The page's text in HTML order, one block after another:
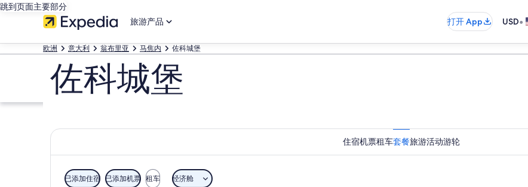
跳到页面主要部分
旅游产品
打开 App USD•
欧洲 意大利 翁布里亚 马焦内 佐科城堡
佐科城堡
住宿机票租车套餐旅游活动游轮
已添加住宿 已添加机票 租车 经济舱